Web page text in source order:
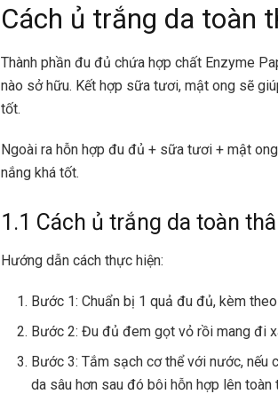
Cách ủ trắng da toàn
Thành phần đu đủ chứa hợp chất Enzyme
nào sở hữu. Kết hợp sữa tươi, mật ong sẽ
tốt.
Ngoài ra hỗn hợp đu đủ + sữa tươi + mật
nắng khá tốt.
1.1 Cách ủ trắng da toàn
Hướng dẫn cách thực hiện:
Bước 1: Chuẩn bị 1 quả đu đủ, kèm
Bước 2: Đu đủ đem gọt vỏ rồi mang đi
Bước 3: Tắm sạch cơ thể với nước,
da sâu hơn sau đó bôi hỗn hợp lên toàn